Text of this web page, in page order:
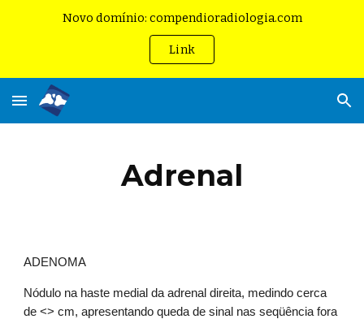
Novo domínio: compendioradiologia.com
Link
Adrenal
ADENOMA
Nódulo na haste medial da adrenal direita, medindo cerca
de <> cm, apresentando queda de sinal nas seqüência fora